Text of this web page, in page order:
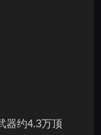
器约4.3万顶